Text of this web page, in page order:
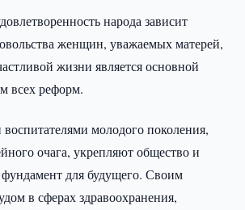
народа зависит
женщин, уважаемых матерей,
жизни является основной
всех реформ.
молодого поколения,
очага, укрепляют общество и
для будущего. Своим
в сферах здравоохранения,